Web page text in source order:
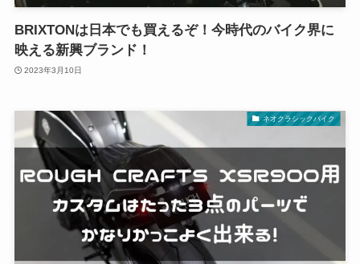
BRIXTONは日本でも買えるぞ！今時代のバイク界に
映える新興ブランド！
2023年3月10日
ネオクラシックバイク